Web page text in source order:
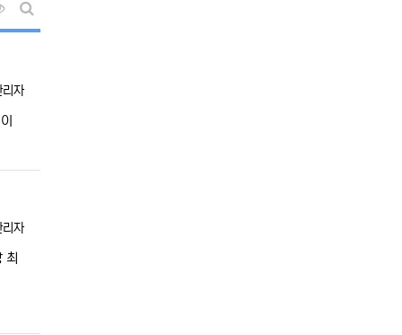
조회순 정렬
게시판 검색
록자
리자
록자
리자
최